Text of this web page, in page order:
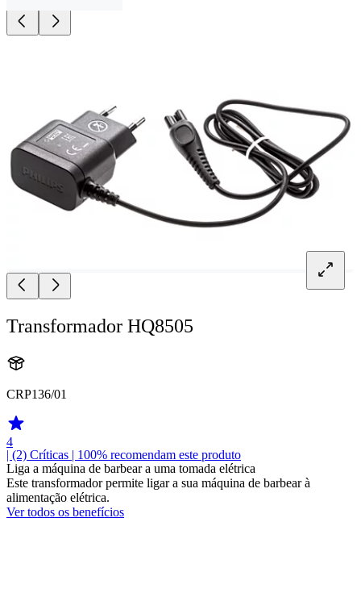
Transformador HQ8505
CRP136/01
4
| (2) Críticas | 100% recomendam este produto
Liga a máquina de barbear a uma tomada elétrica
Este transformador permite ligar a sua máquina de barbear à
alimentação elétrica.
Ver todos os benefícios